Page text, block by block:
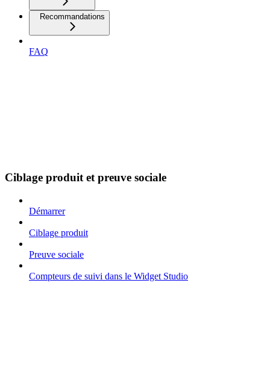
Recommandations
FAQ
Ciblage produit et preuve sociale
Démarrer
Ciblage produit
Preuve sociale
Compteurs de suivi dans le Widget Studio